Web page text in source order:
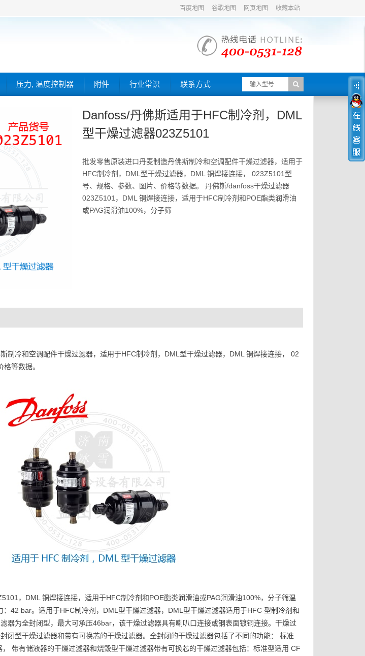
百度地图 谷歌地图 网页地图 收藏本站
压力, 温度控制器 附件 行业常识 联系方式
Danfoss/丹佛斯适用于HFC制冷剂，DML
型干燥过滤器023Z5101
批发零售原装进口丹麦制造丹佛斯制冷和空调配件干燥过滤器，适用于
HFC制冷剂，DML型干燥过滤器，DML 铜焊接连接， 023Z5101型
号、规格、参数、图片、价格等数据。 丹佛斯/danfoss干燥过滤器
023Z5101，DML 铜焊接连接，适用于HFC制冷剂和POE酯类润滑油
或PAG润滑油100%，分子筛
制冷和空调配件干燥过滤器，适用于HFC制冷剂，DML型干燥过滤器，DML 铜焊接连接， 02
等数据。
，DML 铜焊接连接，适用于HFC制冷剂和POE酯类润滑油或PAG润滑油100%，分子筛温
：42 bar。适用于HFC制冷剂，DML型干燥过滤器，DML型干燥过滤器适用于HFC 型制冷剂和
器为全封闭型，最大可承压46bar，该干燥过滤器具有喇叭口连接或钢表面镀铜连接。干燥过
闭型干燥过滤器和带有可换芯的干燥过滤器。全封闭的干燥过滤器包括了不同的功能： 标准
带有储液器的干燥过滤器和烧毁型干燥过滤器带有可换芯的干燥过滤器包括：标准型适用 CF